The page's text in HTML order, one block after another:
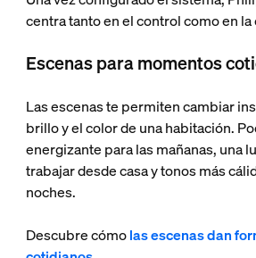
centra tanto en el control como en
Escenas para momentos
Las escenas te permiten cambiar
brillo y el color de una habitación.
energizante para las mañanas, una
trabajar desde casa y tonos más
noches.
Descubre cómolas escenas dan